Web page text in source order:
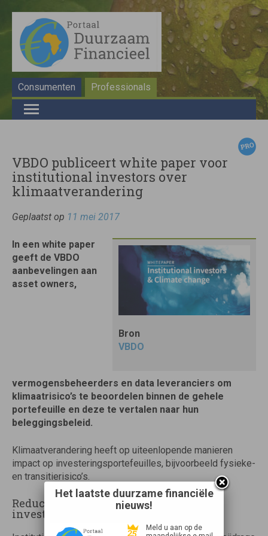
Consumenten Professionals
VBDO publiceert white paper voor
institutional investors over
klimaatverandering
Geplaatst op 11 mei 2017
Bron
VBDO
In een white paper
geeft de VBDO
aanbevelingen aan
asset owners,
vermogensbeheerders en data leveranciers om
klimaatrisico’s te beoordelen binnen de gehele
portefeuille en deze te vertalen naar hun
beleggingsbeleid.
Klimaatverandering heeft op uiteenlopende manieren
impact op investeringsportefeuilles, bijvoorbeeld fysieke-
en transitierisico’s.
Reduceren klimaatverandering via
investeringen
Het laatste duurzame financiële
nieuws!
Meld u aan op de